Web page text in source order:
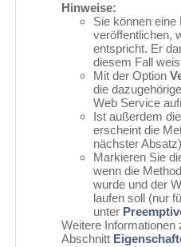
Hinweise:
Sie können
veröffentlichen,
entspricht. Er
diesem Fall
Mit der Option
die
Web Service
Ist außerdem
erscheint die
nächster
Markieren Sie
wenn die
wurde und der
laufen soll (nur
unter
Weitere Informationen
Abschnitt